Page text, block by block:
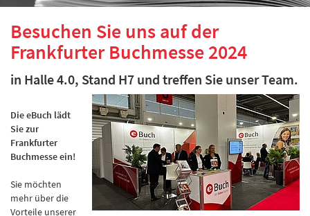
Besuchen Sie uns auf der
Frankfurter Buchmesse 2024
in Halle 4.0, Stand H7 und treffen Sie unser Team.
Die eBuch lädt
Sie zur
Frankfurter
Buchmesse ein!
Sie möchten
mehr über die
Vorteile unserer